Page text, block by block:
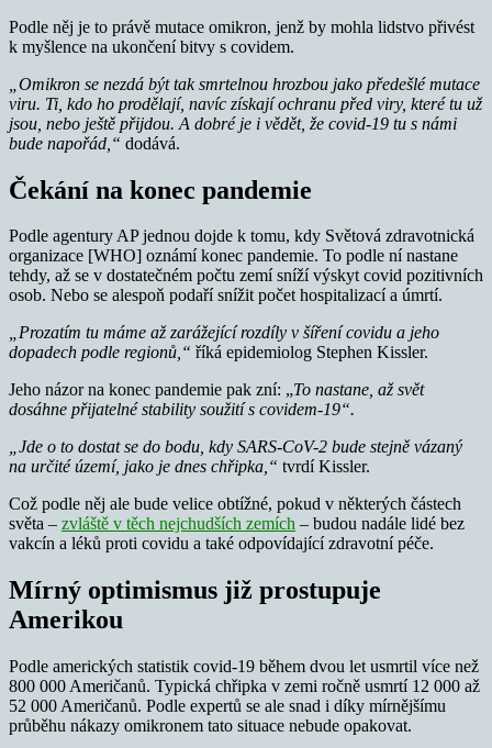
Podle něj je to právě mutace omikron, jenž by mohla lidstvo přivést
k myšlence na ukončení bitvy s covidem.
„Omikron se nezdá být tak smrtelnou hrozbou jako předešlé mutace
viru. Ti, kdo ho prodělají, navíc získají ochranu před viry, které tu už
jsou, nebo ještě přijdou. A dobré je i vědět, že covid-19 tu s námi
bude napořád,“ dodává.
Čekání na konec pandemie
Podle agentury AP jednou dojde k tomu, kdy Světová zdravotnická
organizace [WHO] oznámí konec pandemie. To podle ní nastane
tehdy, až se v dostatečném počtu zemí sníží výskyt covid pozitivních
osob. Nebo se alespoň podaří snížit počet hospitalizací a úmrtí.
„Prozatím tu máme až zarážející rozdíly v šíření covidu a jeho
dopadech podle regionů,“ říká epidemiolog Stephen Kissler.
Jeho názor na konec pandemie pak zní: „To nastane, až svět
dosáhne přijatelné stability soužití s covidem-19“.
„Jde o to dostat se do bodu, kdy SARS-CoV-2 bude stejně vázaný
na určité území, jako je dnes chřipka,“ tvrdí Kissler.
Což podle něj ale bude velice obtížné, pokud v některých částech
světa – zvláště v těch nejchudších zemích – budou nadále lidé bez
vakcín a léků proti covidu a také odpovídající zdravotní péče.
Mírný optimismus již prostupuje
Amerikou
Podle amerických statistik covid-19 během dvou let usmrtil více než
800 000 Američanů. Typická chřipka v zemi ročně usmrtí 12 000 až
52 000 Američanů. Podle expertů se ale snad i díky mírnějšímu
průběhu nákazy omikronem tato situace nebude opakovat.